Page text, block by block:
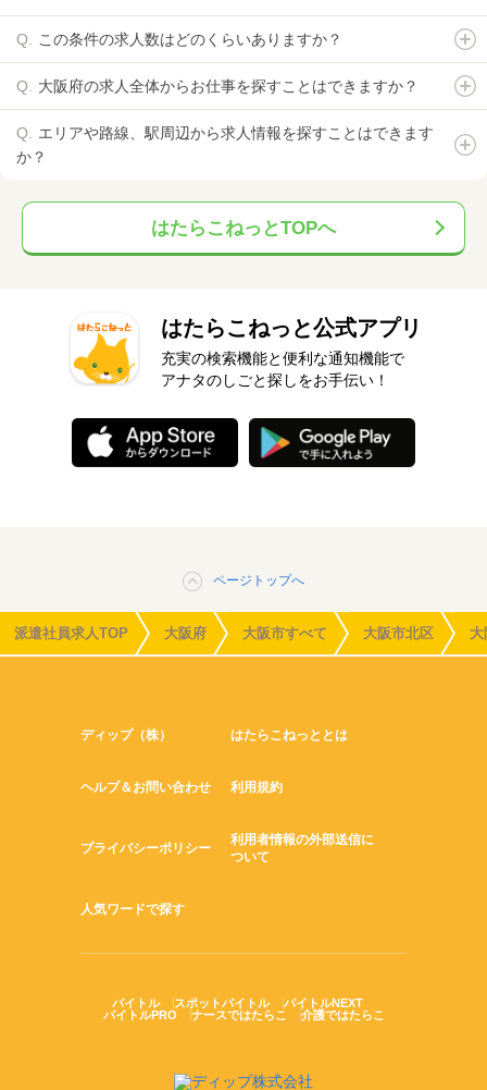
この条件の求人数はどのくらいありますか？
大阪府の求人全体からお仕事を探すことはできますか？
エリアや路線、駅周辺から求人情報を探すことはできます
か？
はたらこねっとTOPへ
はたらこねっと公式アプリ
充実の検索機能と便利な通知機能で
アナタのしごと探しをお手伝い！
ページトップへ
派遣社員求人TOP 大阪府 大阪市すべて 大阪市北区
ディップ（株） はたらこねっととは
ヘルプ＆お問い合わせ 利用規約
プライバシーポリシー
利用者情報の外部送信に
ついて
人気ワードで探す
バイトル スポットバイトル
バイトルNEXT
バイトルPRO
ナースではたらこ 介護ではたらこ